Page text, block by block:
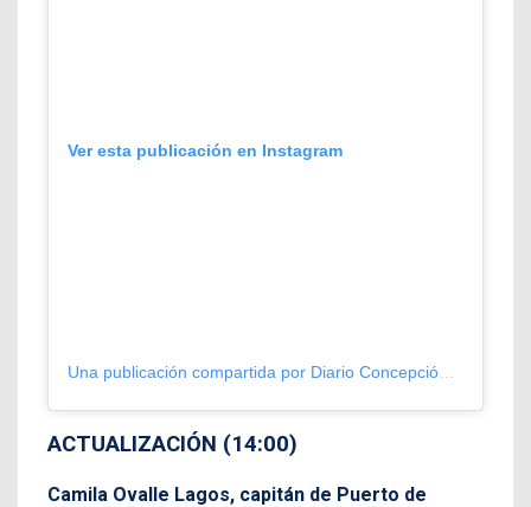
Ver esta publicación en Instagram
Una publicación compartida por Diario Concepción (@diarioconcepcion)
ACTUALIZACIÓN (14:00)
Camila Ovalle Lagos, capitán de Puerto de